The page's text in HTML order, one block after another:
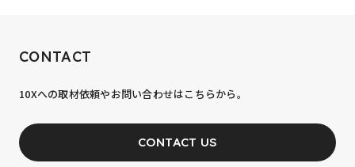
あなたの力が、必要です。
JOIN OUR TEAM
CONTACT
10Xへの取材依頼やお問い合わせはこちらから。
CONTACT US